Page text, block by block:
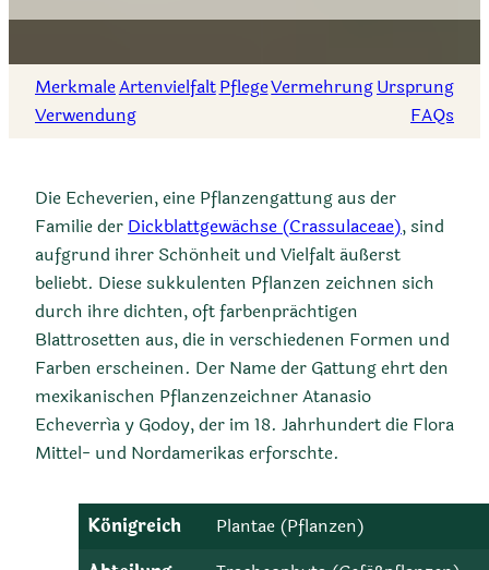
MerkmaleArtenvielfaltPflegeVermehrungUrsprung
Verwendung
FAQs
Die Echeverien, eine Pflanzengattung aus der
Familie derDickblattgewächse (Crassulaceae), sind
aufgrund ihrer Schönheit und Vielfalt äußerst
beliebt. Diese sukkulenten Pflanzen zeichnen sich
durch ihre dichten, oft farbenprächtigen
Blattrosetten aus, die in verschiedenen Formen und
Farben erscheinen. Der Name der Gattung ehrt den
mexikanischen Pflanzenzeichner Atanasio
Echeverría y Godoy, der im 18. Jahrhundert die Flora
Mittel- und Nordamerikas erforschte.
Königreich
Plantae (Pflanzen)